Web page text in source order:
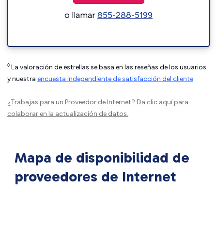
o llamar855-288-5199
◊ La valoración de estrellas se basa en las reseñas de los usuarios
y nuestra encuesta independiente de satisfacción del cliente.
¿Trabajas para un Proveedor de Internet? Da clic aquípara
colaborar en la actualización de datos.
Mapa de disponibilidad de
proveedores de Internet